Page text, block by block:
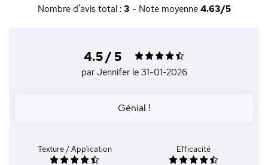
Nombre d'avis total : 3 - Note moyenne 4.63/5
4.5 / 5
par Jennifer le 31-01-2026
Génial !
Texture / Application Efficacité